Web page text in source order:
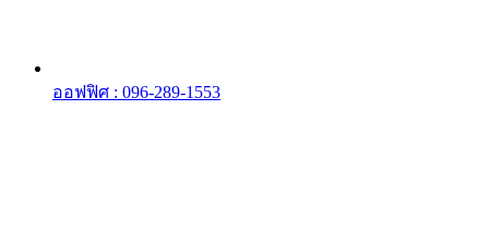
ออฟฟิศ : 096-289-1553